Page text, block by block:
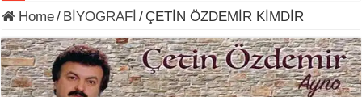
Home/ BİYOGRAFİ / ÇETİN ÖZDEMİR KİMDİR